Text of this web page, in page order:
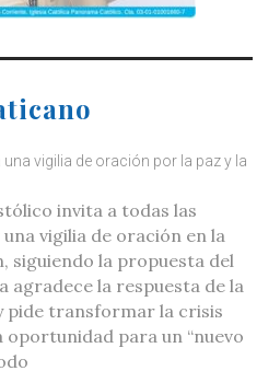
una vigilia de oración por la paz y la
invita a todas las
vigilia de oración en la
siguiendo la propuesta del
agradece la respuesta de la
pide transformar la crisis
oportunidad para un “nuevo